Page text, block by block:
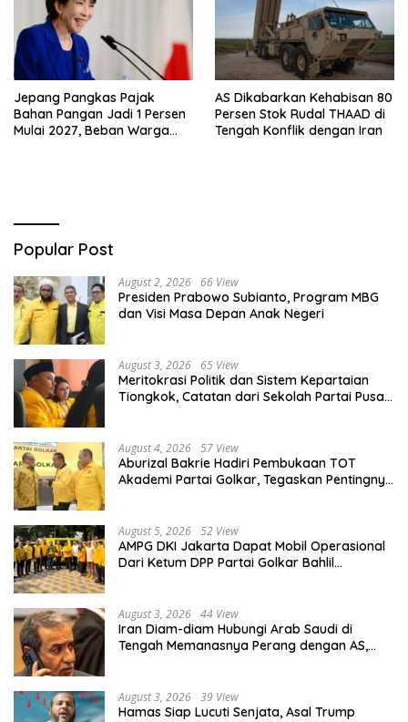
Jepang Pangkas Pajak
Bahan Pangan Jadi 1 Persen
Mulai 2027, Beban Warga
AS Dikabarkan Kehabisan 80
Persen Stok Rudal THAAD di
Tengah Konflik dengan Iran
Popular Post
August 2, 2026 66 View
Presiden Prabowo Subianto, Program MBG
dan Visi Masa Depan Anak Negeri
August 3, 2026 65 View
Meritokrasi Politik dan Sistem Kepartaian
Tiongkok, Catatan dari Sekolah Partai Pusat
August 4, 2026 57 View
Aburizal Bakrie Hadiri Pembukaan TOT
Akademi Partai Golkar, Tegaskan Pentingnya
August 5, 2026 52 View
AMPG DKI Jakarta Dapat Mobil Operasional
Dari Ketum DPP Partai Golkar Bahlil
August 3, 2026 44 View
Iran Diam-diam Hubungi Arab Saudi di
Tengah Memanasnya Perang dengan AS,
August 3, 2026 39 View
Hamas Siap Lucuti Senjata, Asal Trump